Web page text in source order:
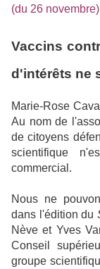
(du 26
Vaccins
d'intérêts ne
Marie-Rose
Au nom de
de citoyens
scientifique
commercial.
Nous ne
dans l'édition du
Nève et Yves
Conseil
groupe